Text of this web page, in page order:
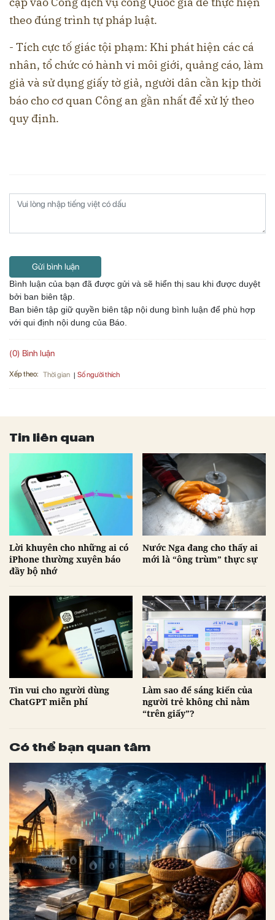
theo đúng trình tự pháp luật.
- Tích cực tố giác tội phạm: Khi phát hiện các cá
nhân, tổ chức có hành vi môi giới, quảng cáo, làm
giả và sử dụng giấy tờ giả, người dân cần kịp thời
báo cho cơ quan Công an gần nhất để xử lý theo
quy định.
Gửi bình luận
Bình luận của bạn đã được gửi và sẽ hiển thị sau khi được duyệt
bởi ban biên tập.
Ban biên tập giữ quyền biên tập nội dung bình luận để phù hợp
với qui định nội dung của Báo.
(0) Bình luận
Xếp theo: Thời gian Số người thích
Tin liên quan
Lời khuyên cho những ai có
iPhone thường xuyên báo
đầy bộ nhớ
Nước Nga đang cho thấy ai
mới là “ông trùm” thực sự
Tin vui cho người dùng
ChatGPT miễn phí
Làm sao để sáng kiến của
người trẻ không chỉ nằm
“trên giấy”?
Có thể bạn quan tâm